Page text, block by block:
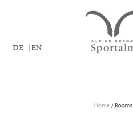
DE EN
Home / Rooms